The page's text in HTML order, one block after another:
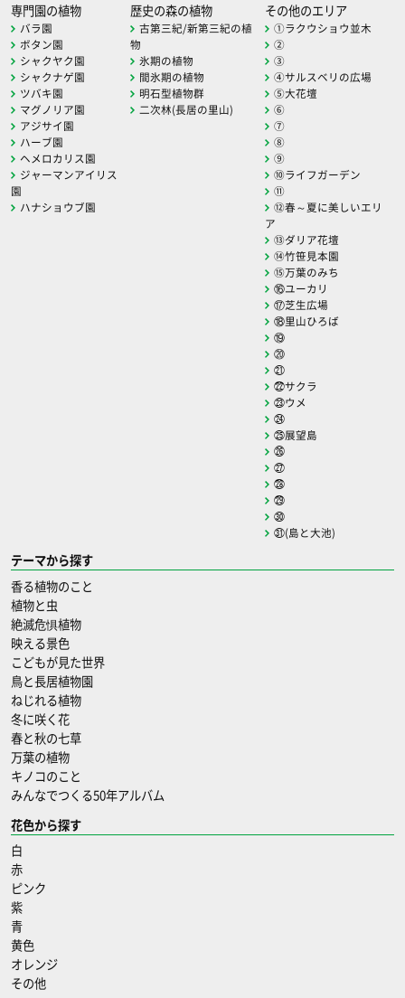
専門園の植物
バラ園
ボタン園
シャクヤク園
シャクナゲ園
ツバキ園
マグノリア園
アジサイ園
ハーブ園
ヘメロカリス園
ジャーマンアイリス
園
ハナショウブ園
歴史の森の植物
古第三紀/新第三紀の植
物
氷期の植物
間氷期の植物
明石型植物群
二次林(長居の里山)
その他のエリア
①ラクウショウ並木
②
③
④サルスベリの広場
⑤大花壇
⑥
⑦
⑧
⑨
⑩ライフガーデン
⑪
⑫春～夏に美しいエリ
ア
⑬ダリア花壇
⑭竹笹見本園
⑮万葉のみち
⑯ユーカリ
⑰芝生広場
⑱里山ひろば
⑲
⑳
㉑
㉒サクラ
㉓ウメ
㉔
㉕展望島
㉖
㉗
㉘
㉙
㉚
㉛(島と大池)
テーマから探す
香る植物のこと
植物と虫
絶滅危惧植物
映える景色
こどもが見た世界
鳥と長居植物園
ねじれる植物
冬に咲く花
春と秋の七草
万葉の植物
キノコのこと
みんなでつくる50年アルバム
花色から探す
白
赤
ピンク
紫
青
黄色
オレンジ
その他